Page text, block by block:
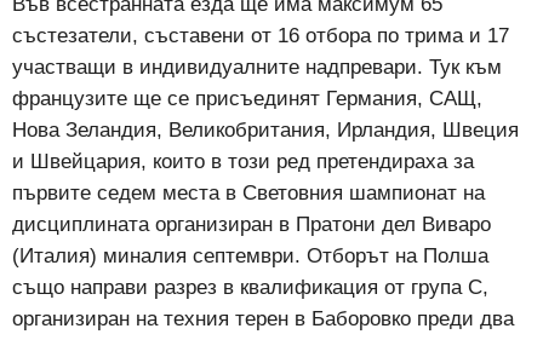
състезатели, съставени от 16 отбора по трима и 17
участващи в индивидуалните надпревари. Тук към
французите ще се присъединят Германия, САЩ,
Нова Зеландия, Великобритания, Ирландия, Швеция
и Швейцария, които в този ред претендираха за
първите седем места в Световния шампионат на
дисциплината организиран в Пратони дел Виваро
(Италия) миналия септември. Отборът на Полша
също направи разрез в квалификация от група C,
организиран на техния терен в Баборовко преди два